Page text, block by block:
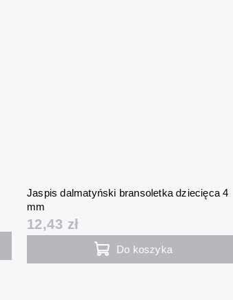
Jaspis dalmatyński bransoletka dziecięca 4
mm
12,43 zł
Do koszyka